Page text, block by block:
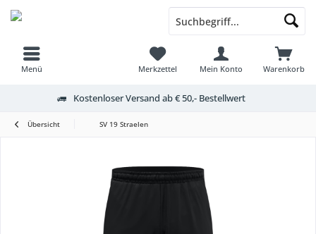
Menü Warenkorb
Merkzettel Mein Konto
Kostenloser Versand ab € 50,- Bestellwert
Übersicht SV 19 Straelen